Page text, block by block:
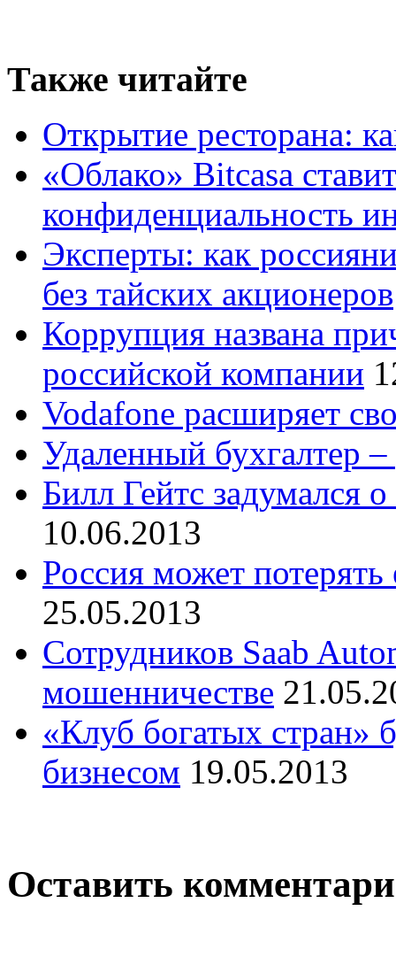
Также читайте
Открытие ресторана:
«Облако» Bitcasa
конфиденциальность
Эксперты: как
без тайских акционеров
Коррупция названа
российской компании
Vodafone расширяет
Удаленный бухгалтер
Билл Гейтс задумался
10.06.2013
Россия может
25.05.2013
Сотрудников Saab
мошенничестве
«Клуб богатых стран»
бизнесом 19.05.2013
Оставить